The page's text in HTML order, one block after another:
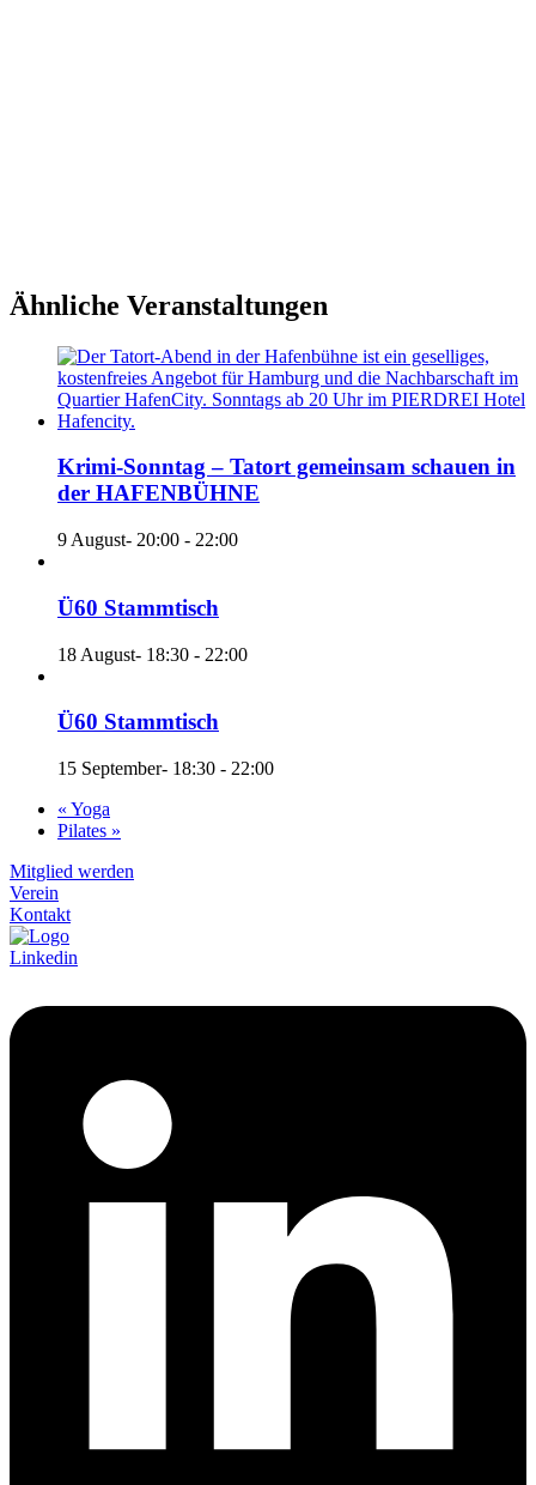
Ähnliche Veranstaltungen
Krimi-Sonntag – Tatort gemeinsam schauen in
der HAFENBÜHNE
9 August- 20:00 - 22:00
Ü60 Stammtisch
18 August- 18:30 - 22:00
Ü60 Stammtisch
15 September- 18:30 - 22:00
« Yoga
Pilates »
Mitglied werden
Verein
Kontakt
Linkedin